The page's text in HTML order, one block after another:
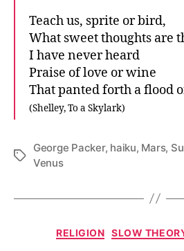
Teach us, sprite or bird,
What sweet thoughts are
I have never heard
Praise of love or wine
That panted forth a flood
(Shelley, To a Skylark)
Tags
George Packer, haiku, Mars,
Venus
RELIGION SLOW